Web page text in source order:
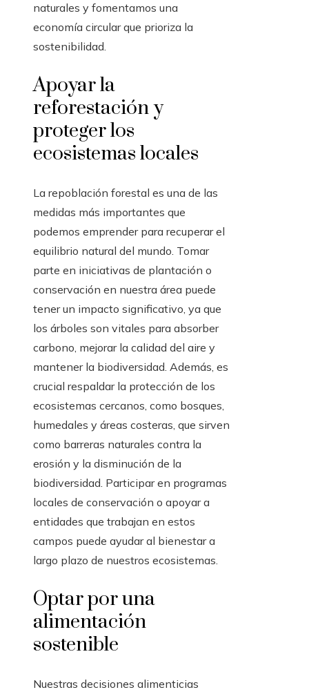
naturales y fomentamos una
economía circular que prioriza la
sostenibilidad.
Apoyar la
reforestación y
proteger los
ecosistemas locales
La repoblación forestal es una de las
medidas más importantes que
podemos emprender para recuperar el
equilibrio natural del mundo. Tomar
parte en iniciativas de plantación o
conservación en nuestra área puede
tener un impacto significativo, ya que
los árboles son vitales para absorber
carbono, mejorar la calidad del aire y
mantener la biodiversidad. Además, es
crucial respaldar la protección de los
ecosistemas cercanos, como bosques,
humedales y áreas costeras, que sirven
como barreras naturales contra la
erosión y la disminución de la
biodiversidad. Participar en programas
locales de conservación o apoyar a
entidades que trabajan en estos
campos puede ayudar al bienestar a
largo plazo de nuestros ecosistemas.
Optar por una
alimentación
sostenible
Nuestras decisiones alimenticias